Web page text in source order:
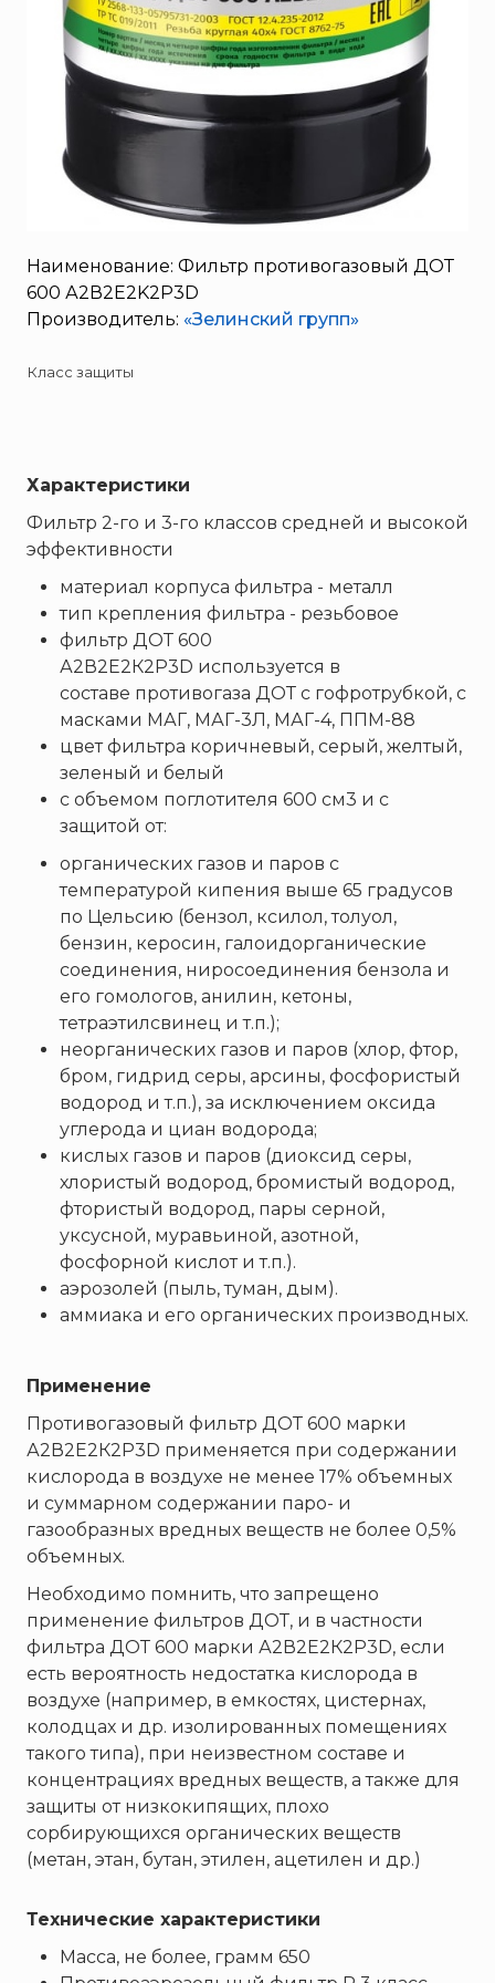
System Sensor
TYTAN MAX
«Pohorje» Mirna
«TFT» США
«Зелинский групп»
«Шанс»
АО «КОРПОРАЦИЯ
«РОСХИМЗАЩИТА»
АО «Тамбовмаш»
Брандбулл
Бриз-Кама
Диапазон+
ИВС-Сигналспецавтоматика
Коруфайер
М-01.ру
Магазин 01
Магнито-Контакт
Минипожарный
Неизвестный производитель
Пожнанотех
Полисервис
Прибор
Ратоборец
Риэлта
Русинтэк
Сalisia Vulcan
Сибирский Арсенал
Специнформатика-СИ
Спецприбор
СПИ
ТЕМПЕРО
Феникс
Элемент
Эридан
ЮНИТЕСТ
Ярпожинвест
Наименование: Фильтр противогазовый ДОТ
600 А2В2Е2K2Р3D
Производитель: «Зелинский групп»
Класс защиты
Характеристики
Фильтр 2-го и 3-го классов средней и высокой
эффективности
материал корпуса фильтра - металл
тип крепления фильтра - резьбовое
фильтр ДОТ 600
А2В2Е2К2Р3D используется в
составе противогаза ДОТ с гофротрубкой, с
масками МАГ, МАГ-3Л, МАГ-4, ППМ-88
цвет фильтра коричневый, серый, желтый,
зеленый и белый
с объемом поглотителя 600 см3 и с
защитой от:
органических газов и паров с
температурой кипения выше 65 градусов
по Цельсию (бензол, ксилол, толуол,
бензин, керосин, галоидорганические
соединения, ниросоединения бензола и
его гомологов, анилин, кетоны,
тетраэтилсвинец и т.п.);
неорганических газов и паров (хлор, фтор,
бром, гидрид серы, арсины, фосфористый
водород и т.п.), за исключением оксида
углерода и циан водорода;
кислых газов и паров (диоксид серы,
хлористый водород, бромистый водород,
фтористый водород, пары серной,
уксусной, муравьиной, азотной,
фосфорной кислот и т.п.).
аэрозолей (пыль, туман, дым).
аммиака и его органических производных.
Применение
Противогазовый фильтр ДОТ 600 марки
А2В2Е2К2Р3D применяется при содержании
кислорода в воздухе не менее 17% объемных
и суммарном содержании паро- и
газообразных вредных веществ не более 0,5%
объемных.
Необходимо помнить, что запрещено
применение фильтров ДОТ, и в частности
фильтра ДОТ 600 марки А2В2Е2К2Р3D, если
есть вероятность недостатка кислорода в
воздухе (например, в емкостях, цистернах,
колодцах и др. изолированных помещениях
такого типа), при неизвестном составе и
концентрациях вредных веществ, а также для
защиты от низкокипящих, плохо
сорбирующихся органических веществ
(метан, этан, бутан, этилен, ацетилен и др.)
Технические характеристики
Масса, не более, грамм 650